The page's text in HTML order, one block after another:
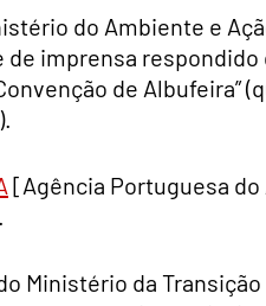
do Ambiente e
imprensa respondido
de Albufeira”
[Agência Portuguesa
Ministério da